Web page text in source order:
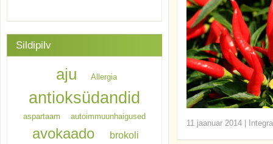
11 jaanuar 2014
Sildipilv
aju Allergia
antioksüdandid
aspartaam autoimmuunhaigused
avokaado brokoli